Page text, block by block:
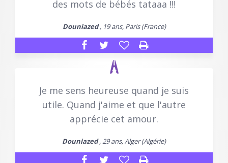
des mots de bébés tataaa !!!
Douniazed, 19 ans, Paris (France)
Je me sens heureuse quand je suis
utile. Quand j'aime et que l'autre
apprécie cet amour.
Douniazed, 29 ans, Alger (Algérie)